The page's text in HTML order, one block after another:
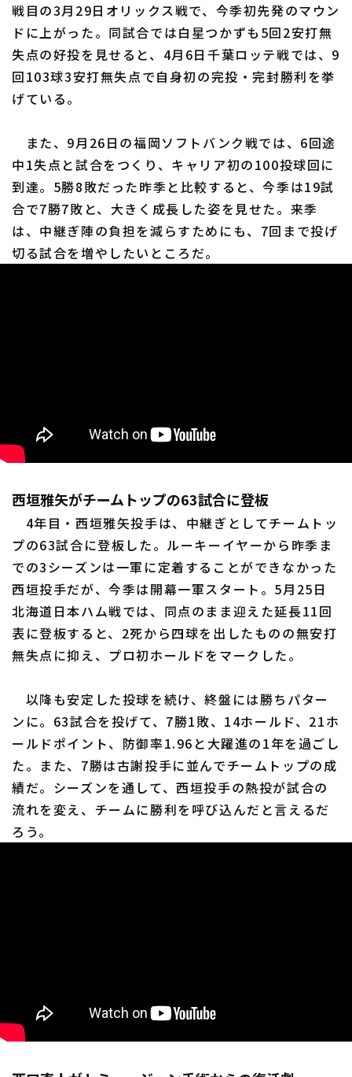
戦目の3月29日オリックス戦で、今季初先発のマウン
ドに上がった。同試合では白星つかずも5回2安打無
失点の好投を見せると、4月6日千葉ロッテ戦では、9
回103球3安打無失点で自身初の完投・完封勝利を挙
げている。
また、9月26日の福岡ソフトバンク戦では、6回途
中1失点と試合をつくり、キャリア初の100投球回に
到達。5勝8敗だった昨季と比較すると、今季は19試
合で7勝7敗と、大きく成長した姿を見せた。来季
は、中継ぎ陣の負担を減らすためにも、7回まで投げ
切る試合を増やしたいところだ。
西垣雅矢がチームトップの63試合に登板
4年目・西垣雅矢投手は、中継ぎとしてチームトッ
プの63試合に登板した。ルーキーイヤーから昨季ま
での3シーズンは一軍に定着することができなかった
西垣投手だが、今季は開幕一軍スタート。5月25日
北海道日本ハム戦では、同点のまま迎えた延長11回
表に登板すると、2死から四球を出したものの無安打
無失点に抑え、プロ初ホールドをマークした。
以降も安定した投球を続け、終盤には勝ちパター
ンに。63試合を投げて、7勝1敗、14ホールド、21ホ
ールドポイント、防御率1.96と大躍進の1年を過ごし
た。また、7勝は古謝投手に並んでチームトップの成
績だ。シーズンを通して、西垣投手の熱投が試合の
流れを変え、チームに勝利を呼び込んだと言えるだ
ろう。